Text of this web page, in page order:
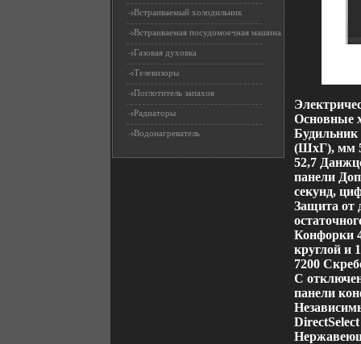
Встраиваемый холодильник
Встраиваемая посудомоечная машина
Газовая духовка
Телевизоры
Поглотитель запахов
Радиаторы
Водонагреватель
Основные
Будильник
(ШхГ), мм
52,7
панели
секунд,
Защита от
Конфорки
круглой и
7200
С
панели